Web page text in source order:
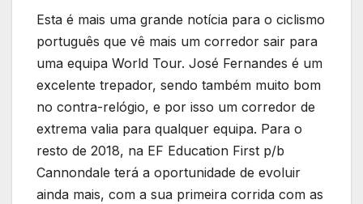
Esta é mais uma grande notícia para o ciclismo
português que vê mais um corredor sair para
uma equipa World Tour. José Fernandes é um
excelente trepador, sendo também muito bom
no contra-relógio, e por isso um corredor de
extrema valia para qualquer equipa. Para o
resto de 2018, na EF Education First p/b
Cannondale terá a oportunidade de evoluir
ainda mais, com a sua primeira corrida com as